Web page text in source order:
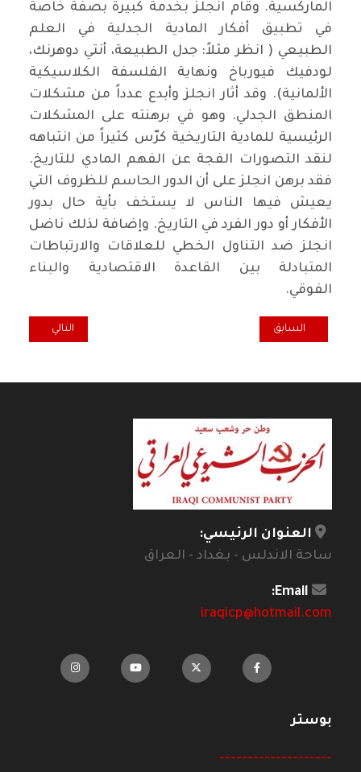
الماركسية. وقام انجلز بخدمة كبيرة بصفة خاصة
في تطبيق أفكار المادية الجدلية في العلم
الطبيعي ( انظر مثلاً: جدل الطبيعة، أنتي دوهرنك،
لودفيك فيورباخ ونهاية الفلسفة الكلاسيكية
الألمانية). وقد أثار انجلز وأبدع عدداً من مشكلات
المنطق الجدلي. وهو في برهنته على المشكلات
الرئيسية للمادية التاريخية كرّس كثيراً من انتباهه
لنقد التصورات الفجة عن الفهم المادي للتاريخ.
فقد برهن انجلز على أن الدور الحاسم للظروف التي
يعيش فيها الناس لا يستخف بأية حال بدور
الأفكار أو دور الفرد في التاريخ. وإضافة لذلك ناضل
انجلز ضد التناول الخطي للعلاقات والارتباطات
المتبادلة بين القاعدة الاقتصادية والبناء
الفوقي.
المقال السابق: قراءة في كتاب لينين.. من هم “أصدقاء الشعب“ وكيف
السابق المقال التالي:
التالي
العنوان الرئيسي:
ساحة الاندلس - بغداد - العراق
Email:
iraqicp@hotmail.com
بوستر
--------------------